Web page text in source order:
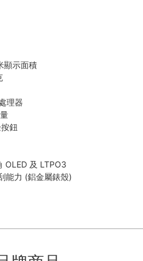
顯示面積
理器
鈕
OLED 及 LTPO3
能力 (鋁金屬錶殼)